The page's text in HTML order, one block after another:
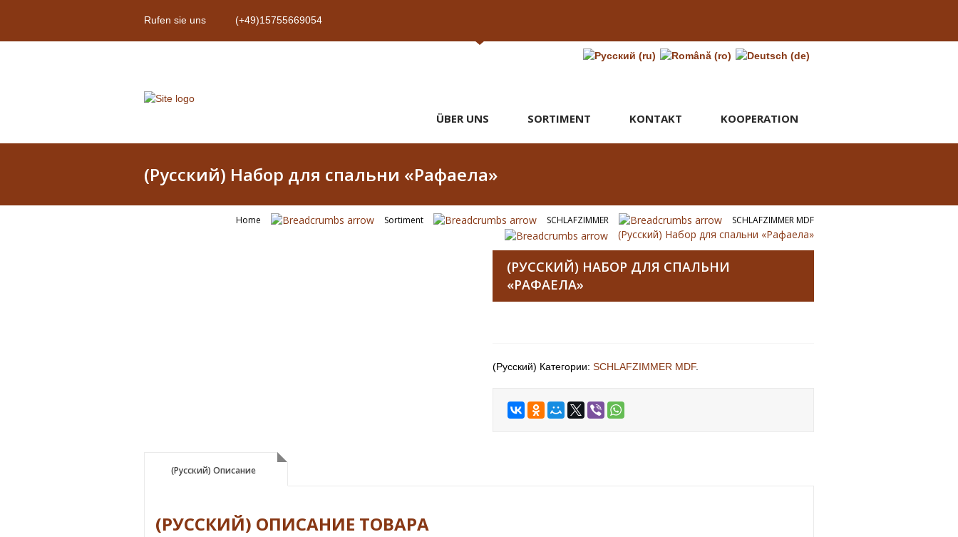
Rufen sie uns (+49)15755669054
ÜBER UNS SORTIMENT KONTAKT KOOPERATION
(Русский) Набор для спальни «Рафаела»
Home Sortiment SCHLAFZIMMER SCHLAFZIMMER MDF
(Русский) Набор для спальни «Рафаела»
(РУССКИЙ) НАБОР ДЛЯ СПАЛЬНИ
«РАФАЕЛА»
(Русский) Категории: SCHLAFZIMMER MDF.
(Русский) Описание
(Русский) Описание
(РУССКИЙ) ОПИСАНИЕ ТОВАРА